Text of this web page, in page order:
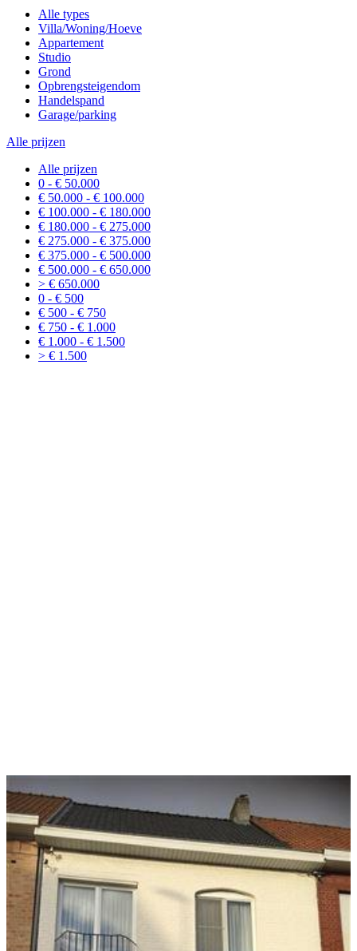
Alle types
Villa/Woning/Hoeve
Appartement
Studio
Grond
Opbrengsteigendom
Handelspand
Garage/parking
Alle prijzen
Alle prijzen
0 - € 50.000
€ 50.000 - € 100.000
€ 100.000 - € 180.000
€ 180.000 - € 275.000
€ 275.000 - € 375.000
€ 375.000 - € 500.000
€ 500.000 - € 650.000
> € 650.000
0 - € 500
€ 500 - € 750
€ 750 - € 1.000
€ 1.000 - € 1.500
> € 1.500